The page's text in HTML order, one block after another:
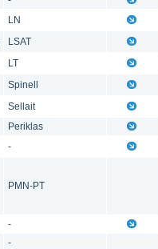
LN
LSAT
LT
Spinell
Sellait
Periklas
-
PMN-PT
-
-